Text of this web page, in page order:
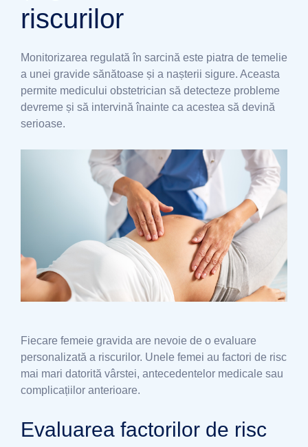
riscurilor
Monitorizarea regulată în sarcină este piatra de temelie
a unei gravide sănătoase și a nașterii sigure. Aceasta
permite medicului obstetrician să detecteze probleme
devreme și să intervină înainte ca acestea să devină
serioase.
Fiecare femeie gravida are nevoie de o evaluare
personalizată a riscurilor. Unele femei au factori de risc
mai mari datorită vârstei, antecedentelor medicale sau
complicațiilor anterioare.
Evaluarea factorilor de risc